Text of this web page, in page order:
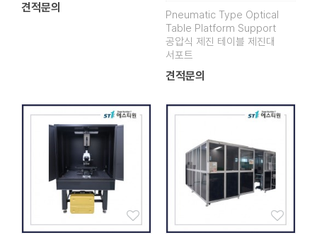
견적문의
Pneumatic Type Optical
Table Platform Support
공압식 제진 테이블 제진대
서포트
견적문의